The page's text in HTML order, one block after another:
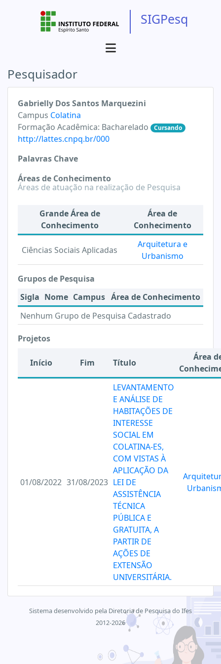
SIGPesq
Pesquisador
Gabrielly Dos Santos Marquezini
Campus Colatina
Formação Acadêmica: Bacharelado Cursando
http://lattes.cnpq.br/000
Palavras Chave
Áreas de Conhecimento
Áreas de atuação na realização de Pesquisa
Grande Área de
Conhecimento
Área de
Conhecimento
Ciências Sociais Aplicadas
Arquitetura e
Urbanismo
Grupos de Pesquisa
Sigla Nome Campus Área de Conhecimento
Nenhum Grupo de Pesquisa Cadastrado
Projetos
Início Fim Título
Área
01/08/2022 31/08/2023
LEVANTAMENTO
E ANÁLISE DE
HABITAÇÕES DE
INTERESSE
SOCIAL EM
COLATINA-ES,
COM VISTAS À
APLICAÇÃO DA
LEI DE
ASSISTÊNCIA
TÉCNICA
PÚBLICA E
GRATUITA, A
PARTIR DE
AÇÕES DE
EXTENSÃO
UNIVERSITÁRIA.
Sistema desenvolvido pela Diretoria de Pesquisa do Ifes
2012-2026